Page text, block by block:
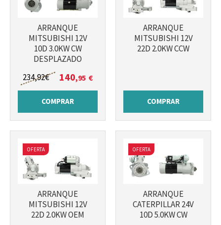
ARRANQUE
MITSUBISHI 12V
10D 3.0KW CW
DESPLAZADO
234,92€ 140,95 €
COMPRAR
ARRANQUE
MITSUBISHI 12V
22D 2.0KW CCW
COMPRAR
OFERTA
ARRANQUE
MITSUBISHI 12V
22D 2.0KW OEM
OFERTA
ARRANQUE
CATERPILLAR 24V
10D 5.0KW CW